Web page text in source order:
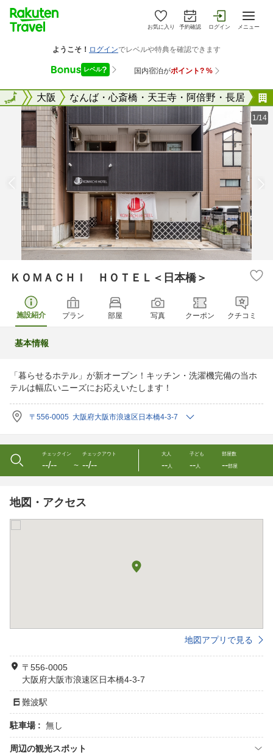
お気に入り 予約確認 ログイン メニュー
阪府 大阪 なんば・心斎橋・天王寺・阿倍野・長居
全国
1/14
ＫＯＭＡＣＨＩ ＨＯＴＥＬ＜日本橋＞
施設紹介 プラン 部屋 写真 クーポン クチコミ
基本情報
「暮らせるホテル」が新オープン！キッチン・洗濯機完備の当ホ
テルは幅広いニーズにお応えいたします！
〒556-0005 大阪府大阪市浪速区日本橋4-3-7
チェックイン
--/-- 〜
チェックアウト
--/--
大人
--人
子ども
--人
部屋数
--部屋
地図・アクセス
地図アプリで見る
〒556-0005
大阪府大阪市浪速区日本橋4-3-7
難波駅
駐車場 : 無し
周辺の観光スポット